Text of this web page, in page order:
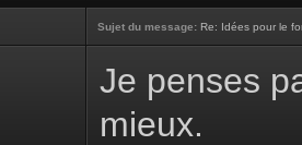
Sujet du message: Re: Idées pour le
Je penses
mieux.